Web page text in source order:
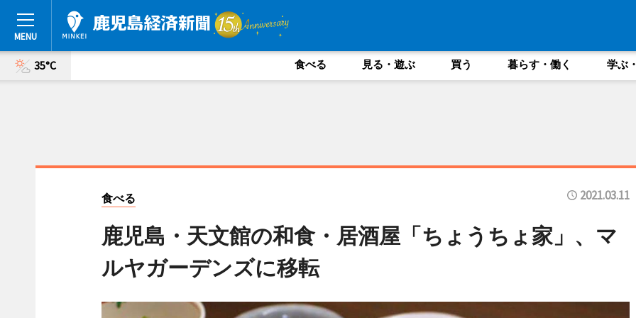
35°C 食べる 見る・遊ぶ 買う 暮らす・働く 学ぶ
食べる 2021.03.11
鹿児島・天文館の和食・居酒屋「ちょうちょ家」、マ
ルヤガーデンズに移転